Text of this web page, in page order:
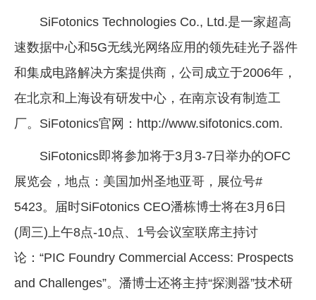
SiFotonics Technologies Co., Ltd.是一家超高
速数据中心和5G无线光网络应用的领先硅光子器件
和集成电路解决方案提供商，公司成立于2006年，
在北京和上海设有研发中心，在南京设有制造工
厂。SiFotonics官网：http://www.sifotonics.com.
SiFotonics即将参加将于3月3-7日举办的OFC
展览会，地点：美国加州圣地亚哥，展位号#
5423。届时SiFotonics CEO潘栋博士将在3月6日
(周三)上午8点-10点、1号会议室联席主持讨
论：“PIC Foundry Commercial Access: Prospects
and Challenges”。潘博士还将主持“探测器”技术研